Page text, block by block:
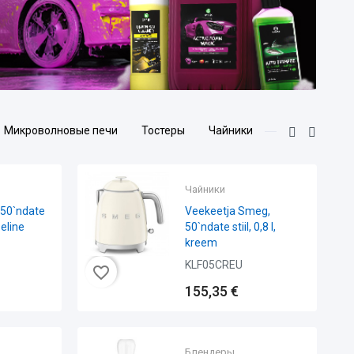
Микроволновые печи Тостеры Чайники
Кофемашины
Espresso kohvimasin
Smeg, 50`ndate stiil,
ECF02BLEU
410,35 €